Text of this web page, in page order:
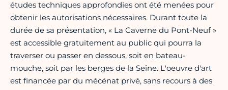
études techniques approfondies ont été menées pour
obtenir les autorisations nécessaires. Durant toute la
durée de sa présentation, « La Caverne du Pont-Neuf »
est accessible gratuitement au public qui pourra la
traverser ou passer en dessous, soit en bateau-
mouche, soit par les berges de la Seine. L'oeuvre d'art
est financée par du mécénat privé, sans recours à des